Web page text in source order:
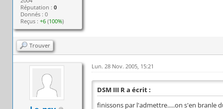
Réputation :0
Donnés : 0
Reçus :+6 (100%)
Trouver
Lun. 28 Nov. 2005, 15:21
DSM III R a écrit :
finissons par l'admettre.....on s'en branle